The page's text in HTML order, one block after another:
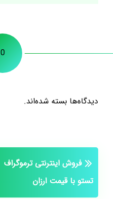
0
دیدگاه‌ها بسته شده‌اند.
فروش اینترنتی ترموگراف
تستو با قیمت ارزان